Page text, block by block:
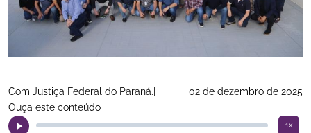
Com Justiça Federal do Paraná.|
02 de dezembro de 2025
Ouça este conteúdo
1x